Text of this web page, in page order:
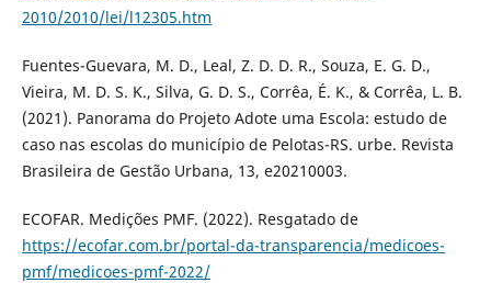
2010/2010/lei/l12305.htm
Fuentes-Guevara, M. D., Leal, Z. D. D. R., Souza, E. G. D.,
Vieira, M. D. S. K., Silva, G. D. S., Corrêa, É. K., & Corrêa, L. B.
(2021). Panorama do Projeto Adote uma Escola: estudo de
caso nas escolas do município de Pelotas-RS. urbe. Revista
Brasileira de Gestão Urbana, 13, e20210003.
ECOFAR. Medições PMF. (2022). Resgatado de
https://ecofar.com.br/portal-da-transparencia/medicoes-
pmf/medicoes-pmf-2022/